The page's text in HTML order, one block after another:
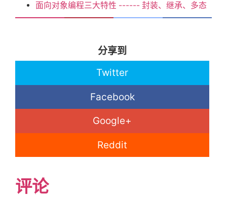
面向对象编程三大特性 ------ 封装、继承、多态
分享到
Twitter
Facebook
Google+
Reddit
评论